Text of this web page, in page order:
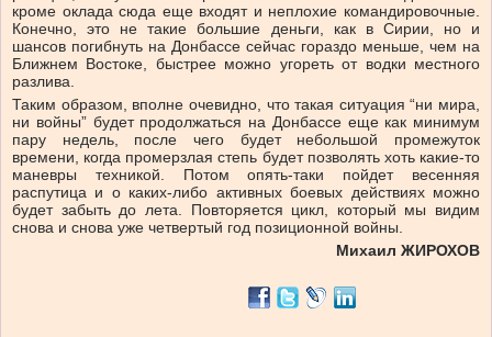
кроме оклада сюда еще входят и неплохие командировочные.
Конечно, это не такие большие деньги, как в Сирии, но и
шансов погибнуть на Донбассе сейчас гораздо меньше, чем на
Ближнем Востоке, быстрее можно угореть от водки местного
разлива.
Таким образом, вполне очевидно, что такая ситуация “ни мира,
ни войны” будет продолжаться на Донбассе еще как минимум
пару недель, после чего будет небольшой промежуток
времени, когда промерзлая степь будет позволять хоть какие-то
маневры техникой. Потом опять-таки пойдет весенняя
распутица и о каких-либо активных боевых действиях можно
будет забыть до лета. Повторяется цикл, который мы видим
снова и снова уже четвертый год позиционной войны.
Михаил ЖИРОХОВ